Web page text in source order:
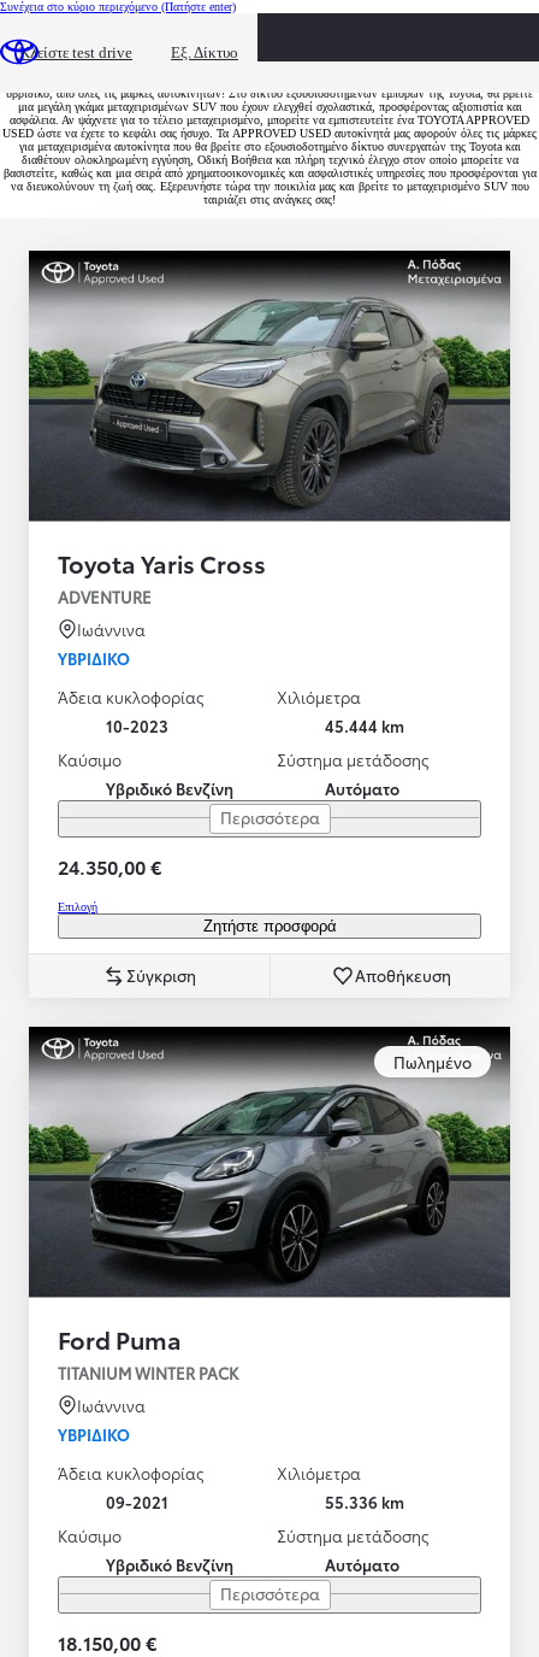
Συνέχεια στο κύριο περιεχόμενο (Πατήστε enter)
Κλείστε test drive Εξ. Δίκτυο
Μεταχειρισμένα SUV Αυτοκίνητα
υβριδικό, από όλες τις μάρκες αυτοκινήτων! Στο δίκτυο εξουσιοδοτημένων εμπόρων της Toyota, θα βρείτε
μια μεγάλη γκάμα μεταχειρισμένων SUV που έχουν ελεγχθεί σχολαστικά, προσφέροντας αξιοπιστία και
ασφάλεια. Αν ψάχνετε για το τέλειο μεταχειρισμένο, μπορείτε να εμπιστευτείτε ένα TOYOTA APPROVED
USED ώστε να έχετε το κεφάλι σας ήσυχο. Τα APPROVED USED αυτοκίνητά μας αφορούν όλες τις μάρκες
για μεταχειρισμένα αυτοκίνητα που θα βρείτε στο εξουσιοδοτημένο δίκτυο συνεργατών της Toyota και
διαθέτουν ολοκληρωμένη εγγύηση, Οδική Βοήθεια και πλήρη τεχνικό έλεγχο στον οποίο μπορείτε να
βασιστείτε, καθώς και μια σειρά από χρηματοοικονομικές και ασφαλιστικές υπηρεσίες που προσφέρονται για
να διευκολύνουν τη ζωή σας. Εξερευνήστε τώρα την ποικιλία μας και βρείτε το μεταχειρισμένο SUV που
ταιριάζει στις ανάγκες σας!
Toyota Yaris Cross
ADVENTURE
Ιωάννινα
ΥΒΡΙΔΙΚΌ
Άδεια κυκλοφορίας
10-2023
Χιλιόμετρα
45.444 km
Καύσιμο
Υβριδικό Βενζίνη
Σύστημα μετάδοσης
Αυτόματο
Περισσότερα
24.350,00 €
Επιλογή
Ζητήστε προσφορά
Σύγκριση Αποθήκευση
Πωλημένο
Ford Puma
TITANIUM WINTER PACK
Ιωάννινα
ΥΒΡΙΔΙΚΌ
Άδεια κυκλοφορίας
09-2021
Χιλιόμετρα
55.336 km
Καύσιμο
Υβριδικό Βενζίνη
Σύστημα μετάδοσης
Αυτόματο
Περισσότερα
18.150,00 €